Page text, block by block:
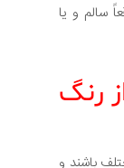
سالم و یا
رنگ
باشند و